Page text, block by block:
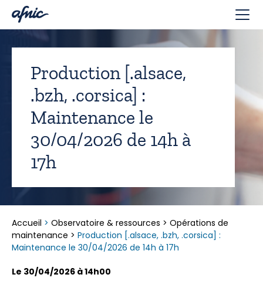
Production [.alsace,
.bzh, .corsica] :
Maintenance le
30/04/2026 de 14h à
17h
Accueil > Observatoire & ressources > Opérations de
maintenance > Production [.alsace, .bzh, .corsica] :
Maintenance le 30/04/2026 de 14h à 17h
Le 30/04/2026 à 14h00
Panneau de gestion des cookies